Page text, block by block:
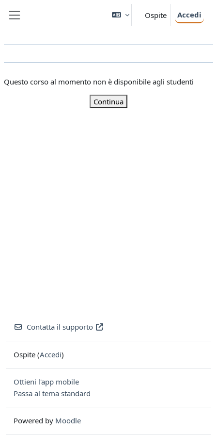
Ospite Accedi
Questo corso al momento non è disponibile agli studenti
Continua
Contatta il supporto
Ospite (Accedi)
Ottieni l'app mobile
Passa al tema standard
Powered by Moodle